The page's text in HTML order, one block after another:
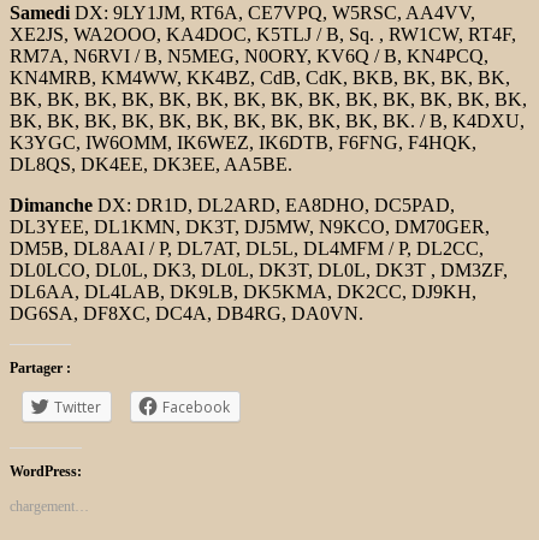
Samedi DX: 9LY1JM, RT6A, CE7VPQ, W5RSC, AA4VV,
XE2JS, WA2OOO, KA4DOC, K5TLJ / B, Sq. , RW1CW, RT4F,
RM7A, N6RVI / B, N5MEG, N0ORY, KV6Q / B, KN4PCQ,
KN4MRB, KM4WW, KK4BZ, CdB, CdK, BKB, BK, BK, BK,
BK, BK, BK, BK, BK, BK, BK, BK, BK, BK, BK, BK, BK, BK,
BK, BK, BK, BK, BK, BK, BK, BK, BK, BK, BK. / B, K4DXU,
K3YGC, IW6OMM, IK6WEZ, IK6DTB, F6FNG, F4HQK,
DL8QS, DK4EE, DK3EE, AA5BE.
Dimanche DX: DR1D, DL2ARD, EA8DHO, DC5PAD,
DL3YEE, DL1KMN, DK3T, DJ5MW, N9KCO, DM70GER,
DM5B, DL8AAI / P, DL7AT, DL5L, DL4MFM / P, DL2CC,
DL0LCO, DL0L, DK3, DL0L, DK3T, DL0L, DK3T , DM3ZF,
DL6AA, DL4LAB, DK9LB, DK5KMA, DK2CC, DJ9KH,
DG6SA, DF8XC, DC4A, DB4RG, DA0VN.
Partager :
Twitter Facebook
WordPress:
chargement…